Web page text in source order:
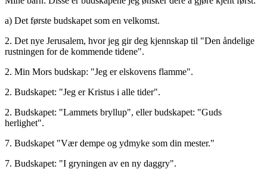
a) Det første budskapet som en velkomst.
2. Det nye Jerusalem, hvor jeg gir deg kjennskap til "Den åndelige
rustningen for de kommende tidene".
2. Min Mors budskap: "Jeg er elskovens flamme".
2. Budskapet: "Jeg er Kristus i alle tider".
2. Budskapet: "Lammets bryllup", eller budskapet: "Guds
herlighet".
7. Budskapet "Vær dempe og ydmyke som din mester."
7. Budskapet: "I gryningen av en ny daggry".